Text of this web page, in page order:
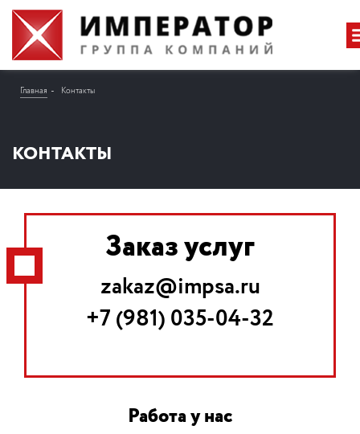
Главная Контакты
КОНТАКТЫ
Заказ услуг
zakaz@impsa.ru
+7 (981) 035-04-32
Работа у нас